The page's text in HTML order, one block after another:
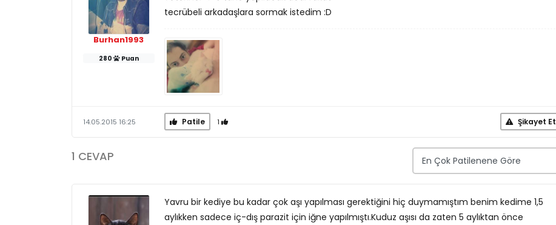
Burhan1993
280 Puan
tecrübeli arkadaşlara sormak istedim :D
14.05.2015 16:25 Patile 1 Şikayet Et
1 CEVAP
Yavru bir kediye bu kadar çok aşı yapılması gerektiğini hiç duymamıştım benim kedime 1,5
aylıkken sadece iç-dış parazit için iğne yapılmıştı.Kuduz aşısı da zaten 5 aylıktan önce